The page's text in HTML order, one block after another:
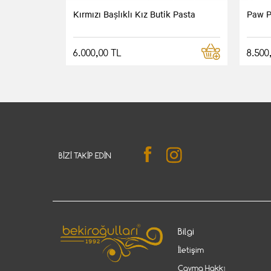
Kırmızı Başlıklı Kız Butik Pasta
6.000,00 TL
Paw
BIZI TAKIP EDIN
Bilgi
İletişim
Cayma Hakkı